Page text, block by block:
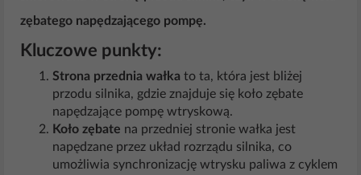
zębatego napędzającego pompę.
Kluczowe punkty:
Strona przednia wałka to ta, która jest bliżej
przodu silnika, gdzie znajduje się koło zębate
napędzające pompę wtryskową.
Koło zębate na przedniej stronie wałka jest
napędzane przez układ rozrządu silnika, co
umożliwia synchronizację wtrysku paliwa z cyklem